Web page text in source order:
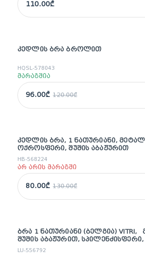
110.00₾
sale
ᲙᲔᲓᲚᲘᲡ ᲑᲠᲐ ᲑᲠᲝᲚᲘᲗ
HQSL-578043
მარაგშია
96.00₾ 120.00₾
sale
ᲙᲔᲓᲚᲘᲡ ᲑᲠᲐ, 1 ᲜᲐᲗᲣᲠᲘᲐᲜᲘ,
ᲝᲥᲠᲝᲡᲤᲔᲠᲘ, ᲨᲣᲨᲘᲡ ᲐᲑᲐᲟᲣᲠᲘᲗ
HB-568224
არ არის მარაგში
80.00₾ 130.00₾
sale
ᲑᲠᲐ 1 ᲜᲐᲗᲣᲠᲘᲐᲜᲘ (ᲑᲔᲚᲒᲘᲐ) VITRI,
ᲨᲣᲨᲘᲡ ᲐᲑᲐᲟᲣᲠᲘᲗ, ᲡᲞᲘᲚᲔᲜᲫᲘᲡᲤᲔᲠᲘ,
LU-556792